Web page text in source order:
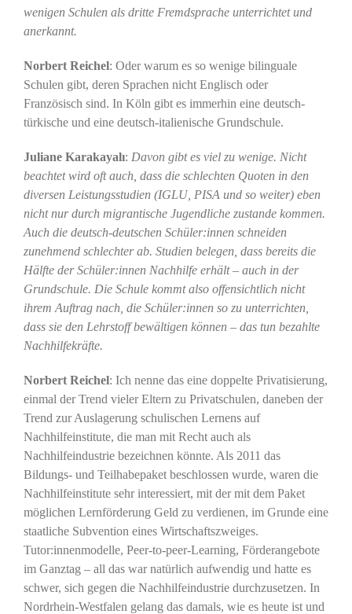
wenigen Schulen als dritte Fremdsprache unterrichtet und
anerkannt.
Norbert Reichel: Oder warum es so wenige bilinguale
Schulen gibt, deren Sprachen nicht Englisch oder
Französisch sind. In Köln gibt es immerhin eine deutsch-
türkische und eine deutsch-italienische Grundschule.
Juliane Karakayalı: Davon gibt es viel zu wenige. Nicht
beachtet wird oft auch, dass die schlechten Quoten in den
diversen Leistungsstudien (IGLU, PISA und so weiter) eben
nicht nur durch migrantische Jugendliche zustande kommen.
Auch die deutsch-deutschen Schüler:innen schneiden
zunehmend schlechter ab. Studien belegen, dass bereits die
Hälfte der Schüler:innen Nachhilfe erhält – auch in der
Grundschule. Die Schule kommt also offensichtlich nicht
ihrem Auftrag nach, die Schüler:innen so zu unterrichten,
dass sie den Lehrstoff bewältigen können – das tun bezahlte
Nachhilfekräfte.
Norbert Reichel: Ich nenne das eine doppelte Privatisierung,
einmal der Trend vieler Eltern zu Privatschulen, daneben der
Trend zur Auslagerung schulischen Lernens auf
Nachhilfeinstitute, die man mit Recht auch als
Nachhilfeindustrie bezeichnen könnte. Als 2011 das
Bildungs- und Teilhabepaket beschlossen wurde, waren die
Nachhilfeinstitute sehr interessiert, mit der mit dem Paket
möglichen Lernförderung Geld zu verdienen, im Grunde eine
staatliche Subvention eines Wirtschaftszweiges.
Tutor:innenmodelle, Peer-to-peer-Learning, Förderangebote
im Ganztag – all das war natürlich aufwendig und hatte es
schwer, sich gegen die Nachhilfeindustrie durchzusetzen. In
Nordrhein-Westfalen gelang das damals, wie es heute ist und